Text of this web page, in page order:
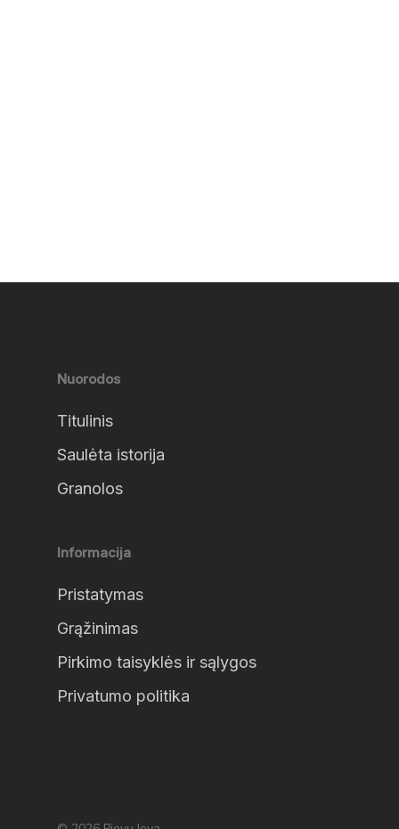
Nuorodos
Titulinis
Saulėta istorija
Granolos
Informacija
Pristatymas
Grąžinimas
Pirkimo taisyklės ir sąlygos
Privatumo politika